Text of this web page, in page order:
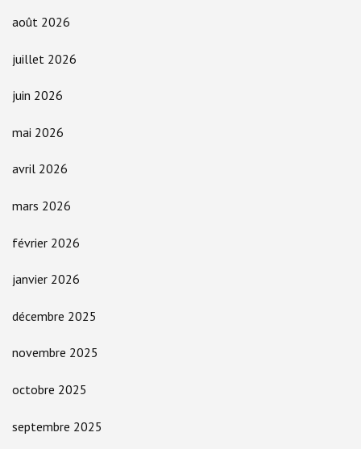
août 2026
juillet 2026
juin 2026
mai 2026
avril 2026
mars 2026
février 2026
janvier 2026
décembre 2025
novembre 2025
octobre 2025
septembre 2025